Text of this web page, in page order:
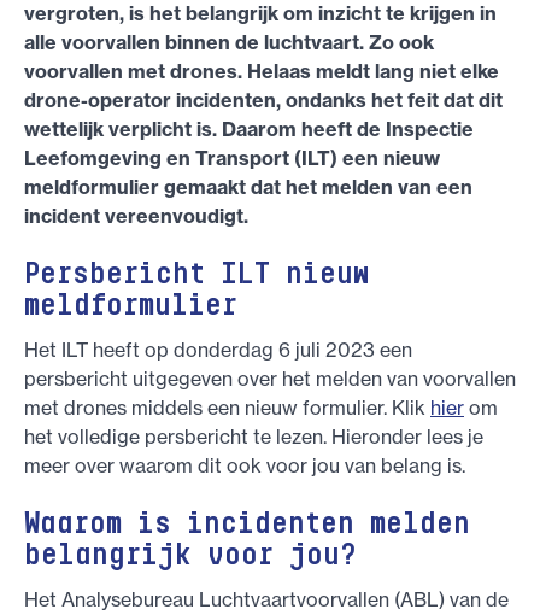
vergroten, is het belangrijk om inzicht te krijgen in
alle voorvallen binnen de luchtvaart. Zo ook
voorvallen met drones. Helaas meldt lang niet elke
drone-operator incidenten, ondanks het feit dat dit
wettelijk verplicht is. Daarom heeft de Inspectie
Leefomgeving en Transport (ILT) een nieuw
meldformulier gemaakt dat het melden van een
incident vereenvoudigt.
Persbericht ILT nieuw
meldformulier
Het ILT heeft op donderdag 6 juli 2023 een
persbericht uitgegeven over het melden van voorvallen
met drones middels een nieuw formulier. Klik hier om
het volledige persbericht te lezen. Hieronder lees je
meer over waarom dit ook voor jou van belang is.
Waarom is incidenten melden
belangrijk voor jou?
Het Analysebureau Luchtvaartvoorvallen (ABL) van de